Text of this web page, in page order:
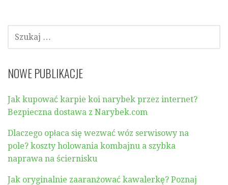
SZUKAJ:
NOWE PUBLIKACJE
Jak kupować karpie koi narybek przez internet?
Bezpieczna dostawa z Narybek.com
Dlaczego opłaca się wezwać wóz serwisowy na
pole? koszty holowania kombajnu a szybka
naprawa na ściernisku
Jak oryginalnie zaaranżować kawalerkę? Poznaj